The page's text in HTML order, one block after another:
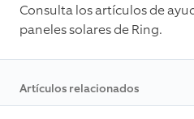
Consulta los artículos de
paneles solares de Ring.
Artículos relacionados